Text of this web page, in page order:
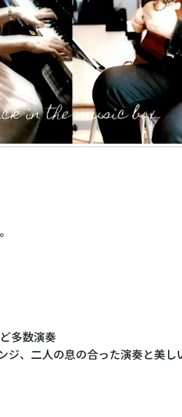
多数演奏
、二人の息の合った演奏と美し